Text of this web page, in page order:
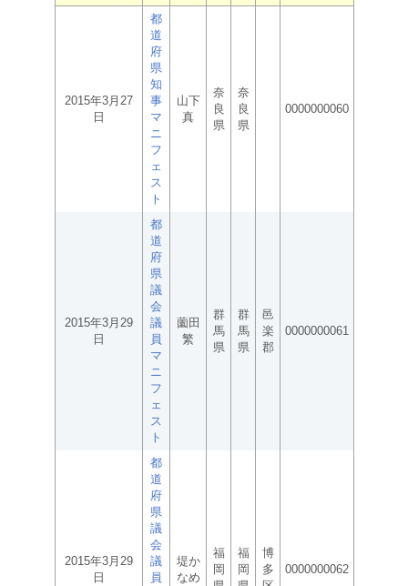
2015年3月27
日
都
道
府
県
知
事
マ
ニ
フ
ェ
ス
ト
山下
真
奈
良
県
奈
良
県
0000000060
2015年3月29
日
都
道
府
県
議
会
議
員
マ
ニ
フ
ェ
ス
ト
薗田
繁
群
馬
県
群
馬
県
邑
楽
郡
0000000061
2015年3月29
日
都
道
府
県
議
会
議
員
堤か
なめ
福
岡
福
岡
博
多
0000000062